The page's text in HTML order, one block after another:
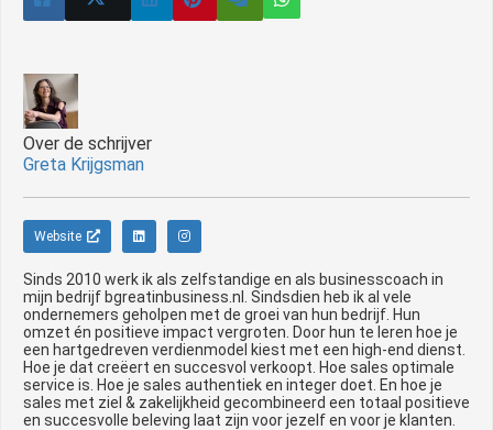
Over de schrijver
Greta Krijgsman
Website
Sinds 2010 werk ik als zelfstandige en als businesscoach in
mijn bedrijf bgreatinbusiness.nl. Sindsdien heb ik al vele
ondernemers geholpen met de groei van hun bedrijf. Hun
omzet én positieve impact vergroten. Door hun te leren hoe je
een hartgedreven verdienmodel kiest met een high-end dienst.
Hoe je dat creëert en succesvol verkoopt. Hoe sales optimale
service is. Hoe je sales authentiek en integer doet. En hoe je
sales met ziel & zakelijkheid gecombineerd een totaal positieve
en succesvolle beleving laat zijn voor jezelf en voor je klanten.